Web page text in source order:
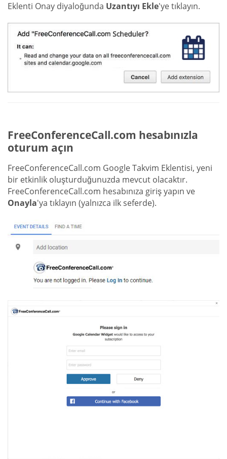
Eklenti Onay diyaloğunda Uzantıyı Ekle'ye tıklayın.
FreeConferenceCall.com hesabınızla
oturum açın
FreeConferenceCall.com Google Takvim Eklentisi, yeni
bir etkinlik oluşturduğunuzda mevcut olacaktır.
FreeConferenceCall.com hesabınıza giriş yapın ve
Onayla'ya tıklayın (yalnızca ilk seferde).